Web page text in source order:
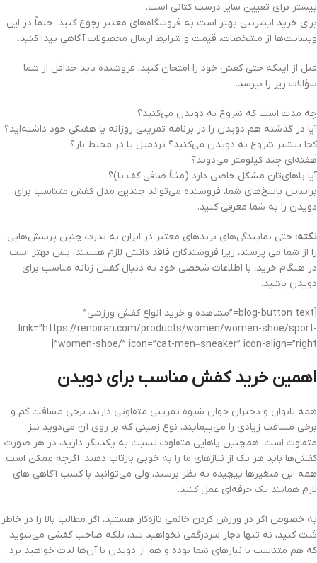
بیشتر برای تعیین سایز درست کتانی است.
برای خرید اینترنتی بهتر است به فروشگاه‌های معتبر رجوع کنید. حتماً در این
وبسایت‌ها از مشخصات، قیمت و شرایط ارسال محصولات آگاهی پیدا کنید.
قبل از اینکه حتی کفش خود را امتحان کنید، فروشنده باید حداقل از شما
سؤالات زیر را بپرسد.
چه مدت است که شروع به دویدن می‌کنید؟
آیا در گذشته هم دویدن را در برنامه تمرینی روزانه یا هفتگی خود داشته‌اید؟
کجا بیشتر شروع به دویدن می‌کنید؟ تردمیل یا در محیط باز؟
هفته‌ای چند کیلومتر می‌دوید؟
آیا پاهای‌تان مشکل خاصی دارد (مثلاً صافی کف پا)؟
براساس پاسخ‌های شما، فروشنده می‌تواند چندین مدل کفش متناسب برای
دویدن را به شما معرفی کنید.
نکته: حتی نمایندگی‌های برندهای معتبر در ایران به ندرت چنین پرسش‌هایی
را از شما می پرسند، زیرا فروشندگان فاقد دانش لازم هستند. پس بهتر است
در هنگام خرید، با اطلاعات شخصی خود به دنبال کفش زنانه مناسب برای
دویدن باشید.
[blog-button text=”مشاهده و خرید انواع کفش ورزشی”
link=”https://renoiran.com/products/women/women-shoe/sport-
women-shoe/” icon=”cat-men–sneaker” icon-align=”right”]
اهمین خرید کفش مناسب برای دویدن
همه بانوان و دختران جوان شیوه تمرینی متفاوتی دارند، برخی مسافت کم و
برخی مسافت زیادی را می‌پیمایند، نوع زمینی که بر روی آن می‌دوید نیز
متفاوت است، همچنین پاهایی متفاوت نسبت به یکدیگر دارید، در هر صورت
کفش‌ها باید هر یک از نیازهای ما را به خوبی بازتاب دهند. اگرچه ممکن است
همه این متغیرها پیچیده به نظر برسند، ولی می‌توانید با کسب آگاهی های
لازم همانند یک حرفه‌ای عمل کنید.
به خصوص اگر در ورزش کردن خانمی تازه‌کار هستید، اگر مطالب بالا را در خاطر
ثبت کنید، نه تنها دچار سردرگمی نخواهید شد، بلکه صاحب کفشی می‌شوید
که هم متناسب با نیازهای شما بوده و هم از دویدن با آن‌ها لذت خواهید برد.